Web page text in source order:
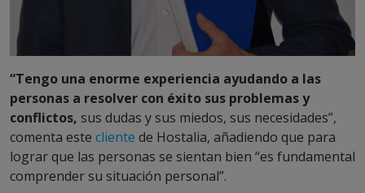
“Tengo una enorme experiencia ayudando a las
personas a resolver con éxito sus problemas y
conflictos, sus dudas y sus miedos, sus necesidades”,
comenta este cliente de Hostalia, añadiendo que para
lograr que las personas se sientan bien “es fundamental
comprender su situación personal”.